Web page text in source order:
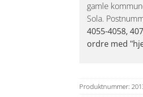
gamle
Sola.
4055-4058,
ordre med
Produktnummer: